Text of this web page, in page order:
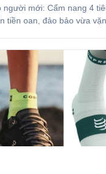
người mới: Cẩm nang 4
tiền oan, đảo bảo vừa